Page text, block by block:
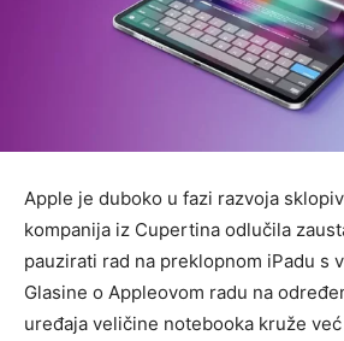
Apple je duboko u fazi razvoja
kompanija iz Cupertina odlučila
pauzirati rad na preklopnom iPadu s
Glasine o Appleovom radu na
uređaja veličine notebooka kruže